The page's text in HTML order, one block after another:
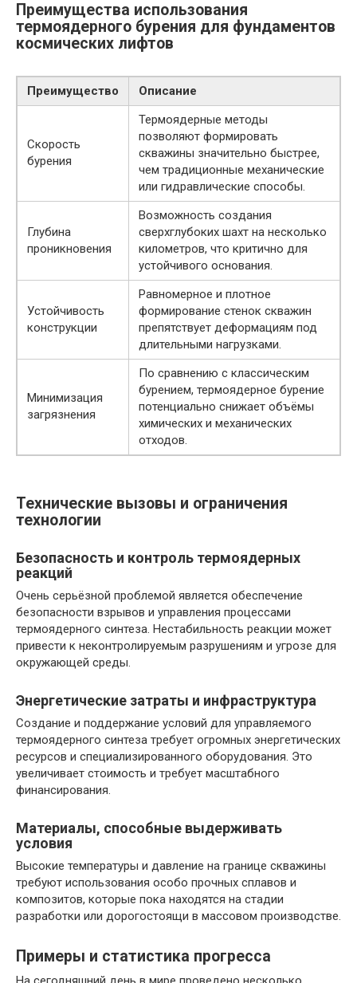
Преимущества использования
термоядерного бурения для фундаментов
космических лифтов
Преимущество Описание
Скорость
бурения
Термоядерные методы
позволяют формировать
скважины значительно быстрее,
чем традиционные механические
или гидравлические способы.
Глубина
проникновения
Возможность создания
сверхглубоких шахт на несколько
километров, что критично для
устойчивого основания.
Устойчивость
конструкции
Равномерное и плотное
формирование стенок скважин
препятствует деформациям под
длительными нагрузками.
Минимизация
загрязнения
По сравнению с классическим
бурением, термоядерное бурение
потенциально снижает объёмы
химических и механических
отходов.
Технические вызовы и ограничения
технологии
Безопасность и контроль термоядерных
реакций
Очень серьёзной проблемой является обеспечение
безопасности взрывов и управления процессами
термоядерного синтеза. Нестабильность реакции может
привести к неконтролируемым разрушениям и угрозе для
окружающей среды.
Энергетические затраты и инфраструктура
Создание и поддержание условий для управляемого
термоядерного синтеза требует огромных энергетических
ресурсов и специализированного оборудования. Это
увеличивает стоимость и требует масштабного
финансирования.
Материалы, способные выдерживать
условия
Высокие температуры и давление на границе скважины
требуют использования особо прочных сплавов и
композитов, которые пока находятся на стадии
разработки или дорогостоящи в массовом производстве.
Примеры и статистика прогресса